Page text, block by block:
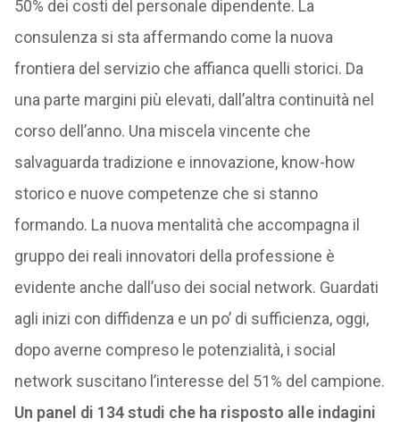
50% dei costi del personale dipendente. La
consulenza si sta affermando come la nuova
frontiera del servizio che affianca quelli storici. Da
una parte margini più elevati, dall’altra continuità nel
corso dell’anno. Una miscela vincente che
salvaguarda tradizione e innovazione, know-how
storico e nuove competenze che si stanno
formando. La nuova mentalità che accompagna il
gruppo dei reali innovatori della professione è
evidente anche dall’uso dei social network. Guardati
agli inizi con diffidenza e un po’ di sufficienza, oggi,
dopo averne compreso le potenzialità, i social
network suscitano l’interesse del 51% del campione.
Un panel di 134 studi che ha risposto alle indagini